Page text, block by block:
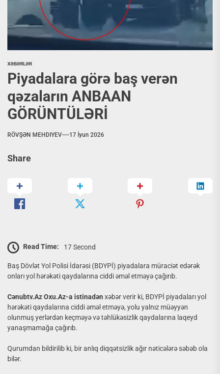
XƏBƏRLƏR
Piyadalara görə baş verən
qəzaların ANBAAN
GÖRÜNTÜLƏRİ
RÖVŞƏN MEHDIYEV 17 İyun 2026
Share
Read Time: 17 Second
Baş Dövlət Yol Polisi İdarəsi (BDYPİ) piyadalara müraciət edərək
onları yol hərəkəti qaydalarına ciddi əməl etməyə çağırıb.
Cənubtv.Az Oxu.Az-a istinadən xəbər verir ki, BDYPİ piyadaları yol
hərəkəti qaydalarına ciddi əməl etməyə, yolu yalnız müəyyən
olunmuş yerlərdən keçməyə və təhlükəsizlik qaydalarına laqeyd
yanaşmamağa çağırıb.
Qurumdan bildirilib ki, bir anlıq diqqətsizlik ağır nəticələrə səbəb ola
bilər.